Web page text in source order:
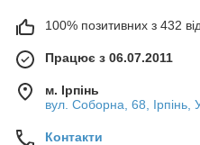
100% позитивних з 432
Працює з 06.07.2011
м. Ірпінь
вул. Соборна, 68, Ірпінь,
Контакти